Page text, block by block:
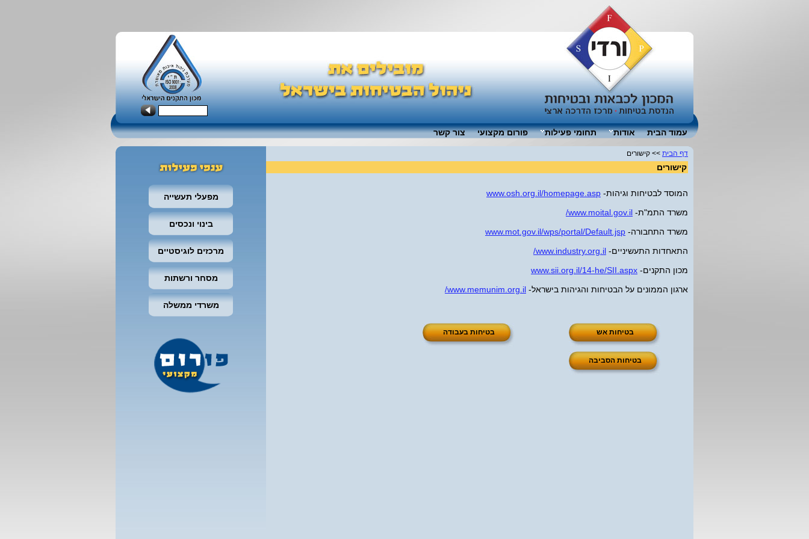
עמוד הבית אודות תחומי פעילות פורום מקצועי צור קשר
דף הבית >> קישורים
קישורים
המוסד לבטיחות וגיהות- www.osh.org.il/homepage.asp
משרד התמ"ת- www.moital.gov.il/
משרד התחבורה- www.mot.gov.il/wps/portal/Default.jsp
התאחדות התעשיניים- www.industry.org.il/
מכון התקנים- www.sii.org.il/14-he/SII.aspx
ארגון הממונים על הבטיחות והגיהות בישראל- www.memunim.org.il/
בטיחות אש בטיחות בעבודה
בטיחות הסביבה
מפעלי תעשייה
בינוי ונכסים
מרכזים לוגיסטיים
מסחר ורשתות
משרדי ממשלה